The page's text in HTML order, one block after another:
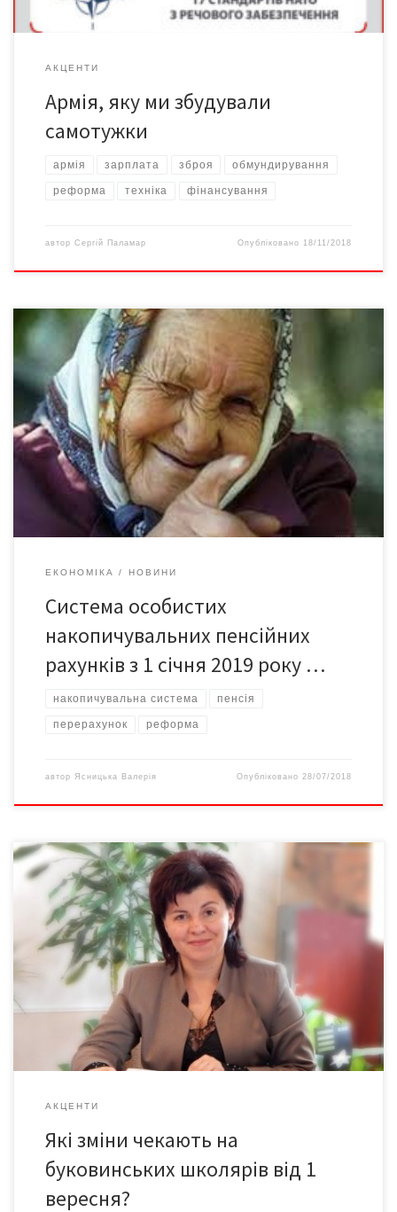
АКЦЕНТИ
Армія, яку ми збудували
самотужки
армія зарплата зброя обмундирування
реформа техніка фінансування
автор Сергій Паламар Опубліковано 18/11/2018
Система особистих накопичувальних пенсійних рахунків з 1
січня 2019 року може не стартувати – незважаючи на
ухвалений закон про накопичувальні пенсії. Причина – Рада так
і не ухвалила до канікул два закони, що визначають, хто,
скільки і куди буде відраховувати грошей на ці рахунки, хто
буде ними розпоряджатися і контролювати. Думка […]
ЕКОНОМІКА НОВИНИ
Система особистих
накопичувальних пенсійних
рахунків з 1 січня 2019 року …
накопичувальна система пенсія
перерахунок реформа
автор Ясницька Валерія Опубліковано28/07/2018
На всі запитання читачів, як і про все, що стосується нової
української школи, – з перших вуст від Оксани ПАЛІЙЧУК,
директорки департаменту освіти ОДА: – Головним
нововведенням освітньої реформи є перехід до 12-річної
школи. Ключові зміни для учнів стосуються підходів до
навчання та змісту освіти. Замість запам’ятовування фактів та
визначень […]
АКЦЕНТИ
Які зміни чекають на
буковинських школярів від 1
вересня?